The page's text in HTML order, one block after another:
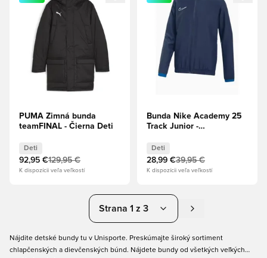
PUMA Zimná bunda
teamFINAL - Čierna Deti
Deti
92,95 €129,95 €
K dispozícii veľa veľkostí
Bunda Nike Academy 25
Track Junior -
Deti
28,99 €39,95 €
K dispozícii veľa veľkostí
Strana 1 z 3
Nájdite detské bundy tu v Unisporte. Preskúmajte široký sortiment
chlapčenských a dievčenských búnd. Nájdete bundy od všetkých veľkých